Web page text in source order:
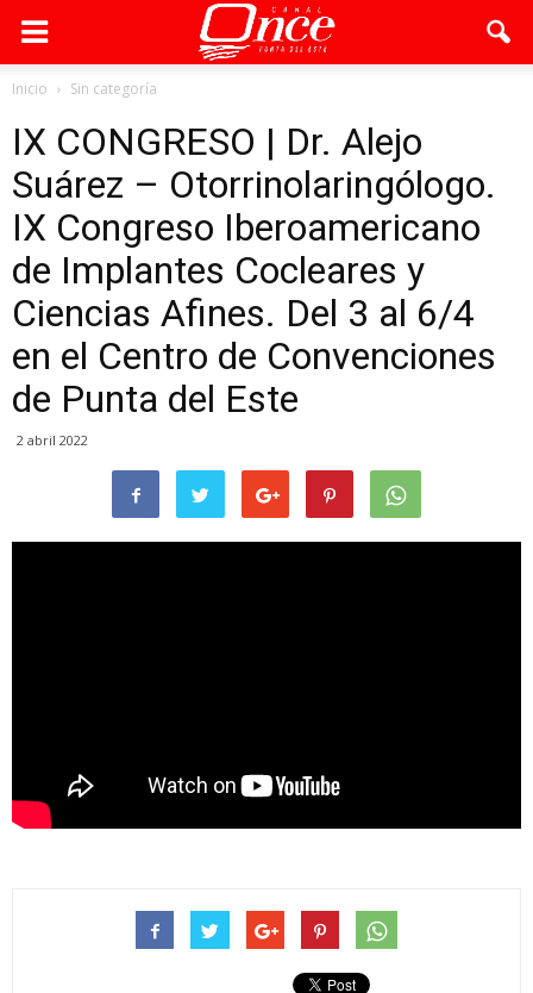
Inicio Sin categoría
IX CONGRESO | Dr. Alejo
Suárez – Otorrinolaringólogo.
IX Congreso Iberoamericano
de Implantes Cocleares y
Ciencias Afines. Del 3 al 6/4
en el Centro de Convenciones
de Punta del Este
2 abril 2022